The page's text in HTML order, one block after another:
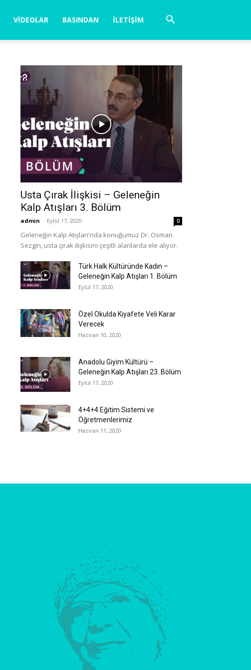
VIDEOLAR BASINDAN İLETIŞIM
Usta Çırak İlişkisi – Geleneğin
Kalp Atışları 3. Bölüm
admin - Eylül 17, 2020 0
Geleneğin Kalp Atışları'nda konuğumuz Dr. Osman
Sezgin, usta çırak ilişkisini çeşitli alanlarda ele alıyor.
Türk Halk Kültüründe Kadın –
Geleneğin Kalp Atışları 1. Bölüm
Eylül 17, 2020
Özel Okulda Kıyafete Veli Karar
Verecek
Haziran 10, 2020
Anadolu Giyim Kültürü –
Geleneğin Kalp Atışları 23. Bölüm
Eylül 17, 2020
4+4+4 Eğitim Sistemi ve
Öğretmenlerimiz
Haziran 11, 2020